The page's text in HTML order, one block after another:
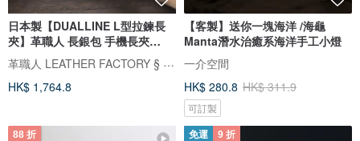
日本製【DUALLINE L型拉鍊長
夾】革職人 長銀包 手機長夾
iPhone
革職人 LEATHER FACTORY § 日本製革小物專門店
HK$ 1,764.8
【客製】送你一塊海洋 /海龜
Manta潛水治癒系海洋手工小燈
一介空間
HK$ 280.8 HK$ 311.9
可訂製
88 折 免運 9 折